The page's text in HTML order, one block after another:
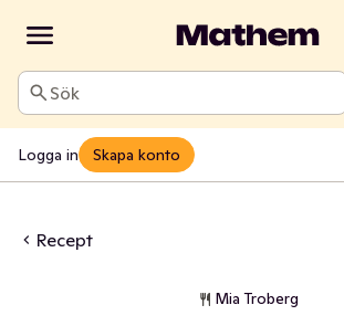
Sök
Logga in Skapa konto
Recept
Mia Troberg